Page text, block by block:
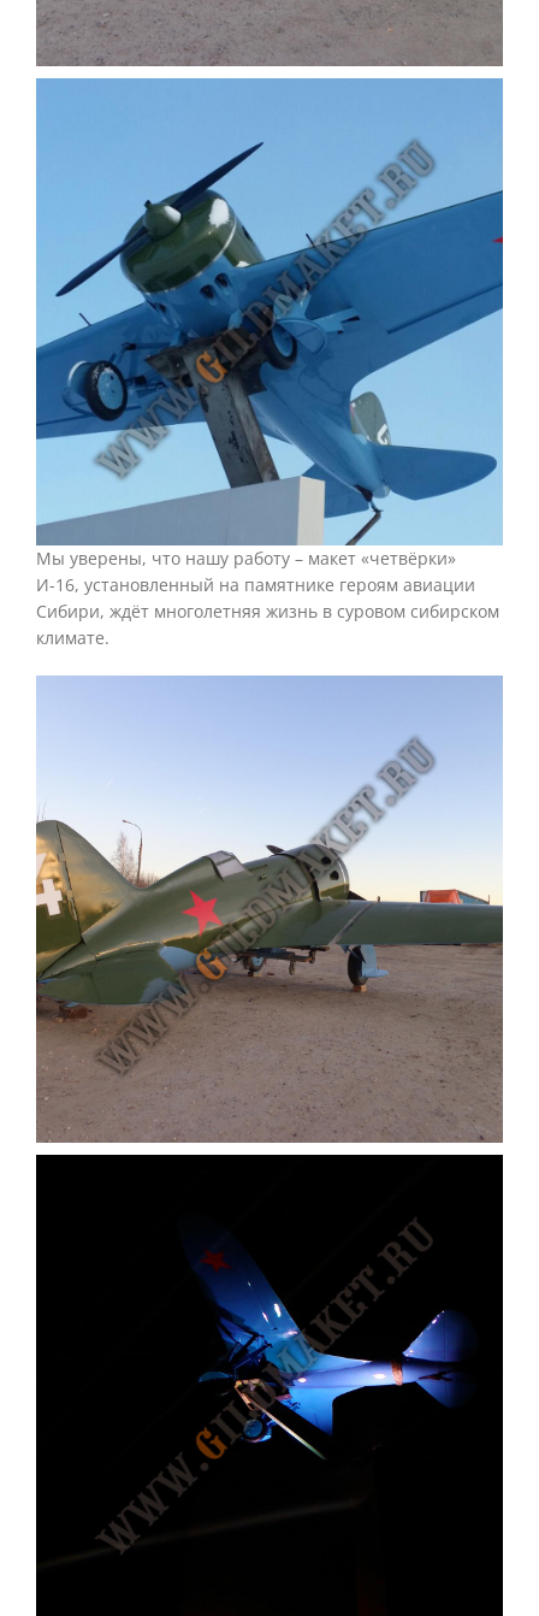
Мы уверены, что нашу работу – макет «четвёрки»
И-16, установленный на памятнике героям авиации
Сибири, ждёт многолетняя жизнь в суровом сибирском
климате.